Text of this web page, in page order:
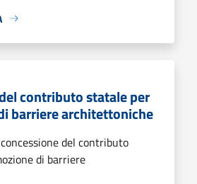
contributo statale per
barriere architettoniche
del contributo
di barriere